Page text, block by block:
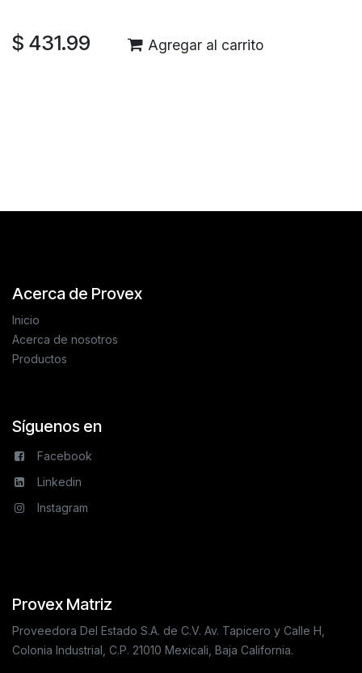
$ 431.99 Agregar al carrito
Acerca de Provex
Inicio
Acerca de nosotros
Productos
Síguenos en
Facebook
Linkedin
Instagram
Provex Matriz
Proveedora Del Estado S.A. de C.V. Av. Tapicero y Calle H,
Colonia Industrial, C.P. 21010 Mexicali, Baja California.